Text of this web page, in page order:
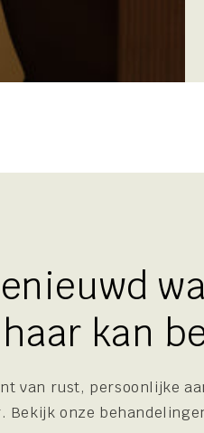
haar kan
van rust, persoonlijke
Bekijk onze